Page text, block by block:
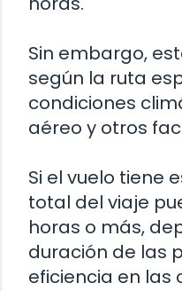
Sin embargo,
según la ruta
condiciones
aéreo y otros
Si el vuelo tiene
total del viaje
horas o más,
duración de las
eficiencia en las